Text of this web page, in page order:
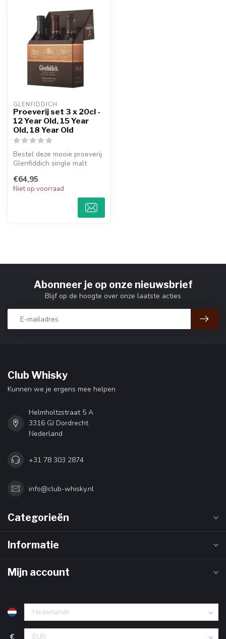
GLENFIDDICH
Proeverij set 3 x 20cl -
12 Year Old, 15 Year
Old, 18 Year Old
Bestel deze mooie proeverij
Glenfiddich single malt
€64,95
Niet op voorraad
Abonneer je op onze nieuwsbrief
Blijf op de hoogte over onze laatste acties
Club Whisky
Kunnen we je ergens mee helpen
Helmholtzstraat 5 A
3316 GJ Dordrecht
Nederland
+31 78 303 2874
info@club-whisky.nl
Categorieën
Informatie
Mijn account